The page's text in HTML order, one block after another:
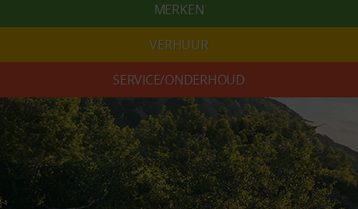
MERKEN
VERHUUR
SERVICE/ONDERHOUD